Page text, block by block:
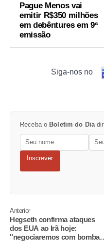
Pague Menos vai
emitir R$350 milhões
em debêntures em 9ª
emissão
Siga-nos no
Receba o Boletim do Dia
Inscrever
Anterior
Hegseth confirma ataques
dos EUA ao Irã hoje:
"negociaremos com bomba